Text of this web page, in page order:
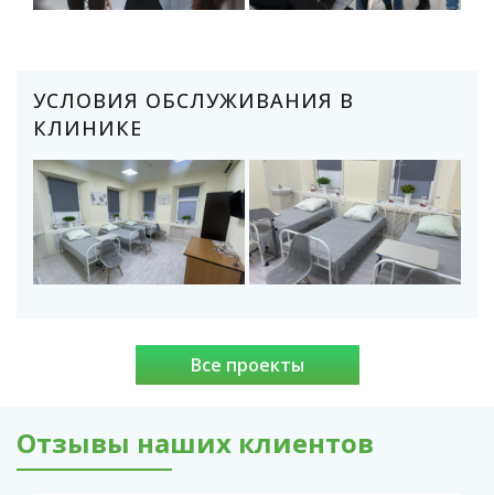
УСЛОВИЯ ОБСЛУЖИВАНИЯ В
КЛИНИКЕ
Все проекты
Отзывы наших клиентов